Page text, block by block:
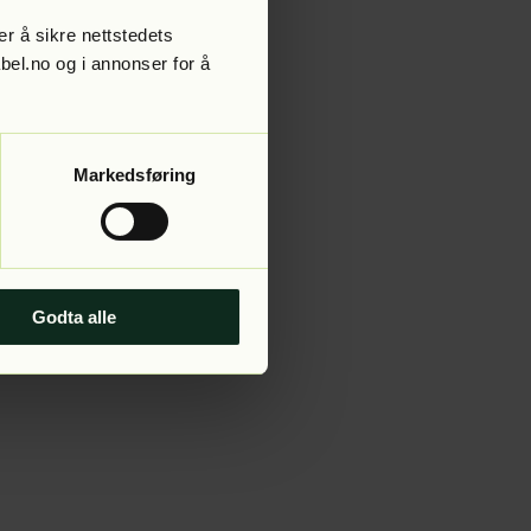
å sikre nettstedets
og i annonser for å
Markedsføring
Godta alle